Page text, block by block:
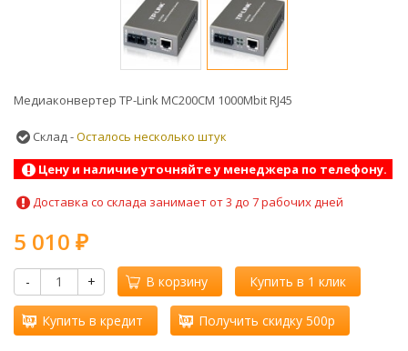
Медиаконвертер TP-Link MC200CM 1000Mbit RJ45
Склад -Осталось несколько штук
Цену и наличие уточняйте у менеджера по телефону.
Доставка со склада занимает от 3 до 7 рабочих дней
5 010 ₽
- + В корзину Купить в 1 клик
Купить в кредит Получить скидку 500р